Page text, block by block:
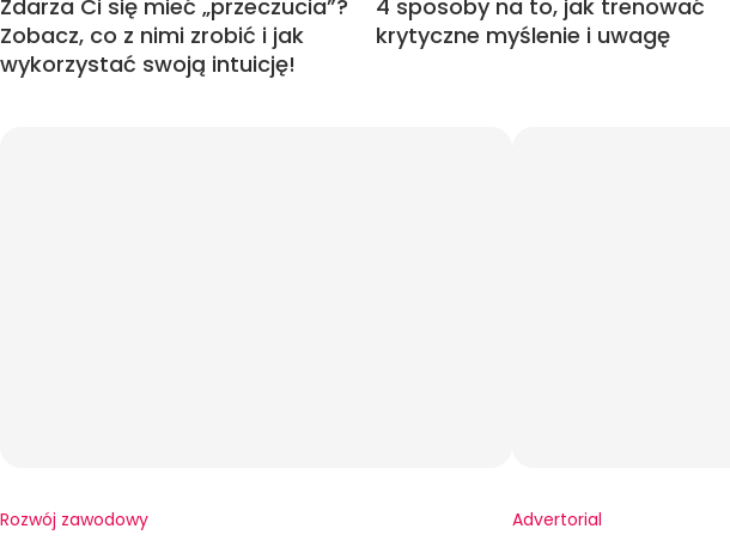
Zdarza Ci się mieć „przeczucia”?
Zobacz, co z nimi zrobić i jak
wykorzystać swoją intuicję!
4 sposoby na to, jak trenować
krytyczne myślenie i uwagę
Rozwój zawodowy Advertorial